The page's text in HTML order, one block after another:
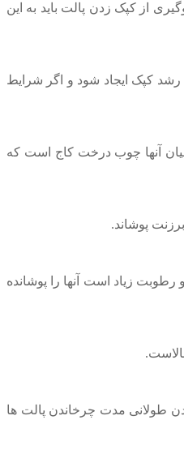
از کپک زدن پالت باید به این
رشد کپک ایجاد شود و اگر شرایط
آنها چوب درخت کاج است که
پوشاند.
رطوبت زیاد است آنها را پوشانده
طولانی مدت چرخاندن پالت ها